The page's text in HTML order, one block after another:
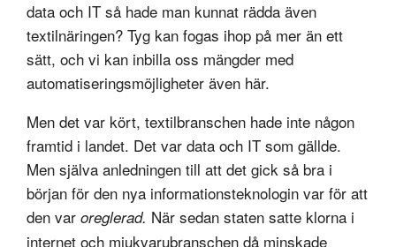
data och IT så hade man kunnat rädda även
textilnäringen? Tyg kan fogas ihop på mer än ett
sätt, och vi kan inbilla oss mängder med
automatiseringsmöjligheter även här.
Men det var kört, textilbranschen hade inte någon
framtid i landet. Det var data och IT som gällde.
Men själva anledningen till att det gick så bra i
början för den nya informationsteknologin var för att
den var oreglerad. När sedan staten satte klorna i
internet och mjukvarubranschen då minskade